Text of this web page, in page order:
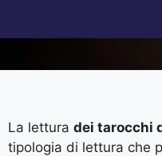
La lettura dei tarocchi
tipologia di lettura che